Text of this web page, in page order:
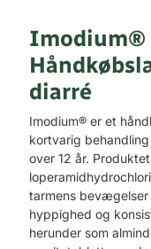
Imodium®
diarré
Imodium® er et
kortvarig
over 12 år.
tarmens
hyppighed og
herunder som